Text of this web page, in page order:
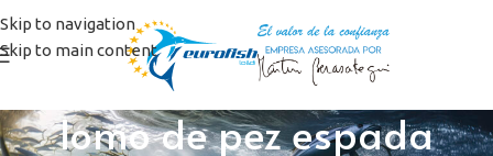
Skip to navigation
Skip to main content
lomo de pez espada